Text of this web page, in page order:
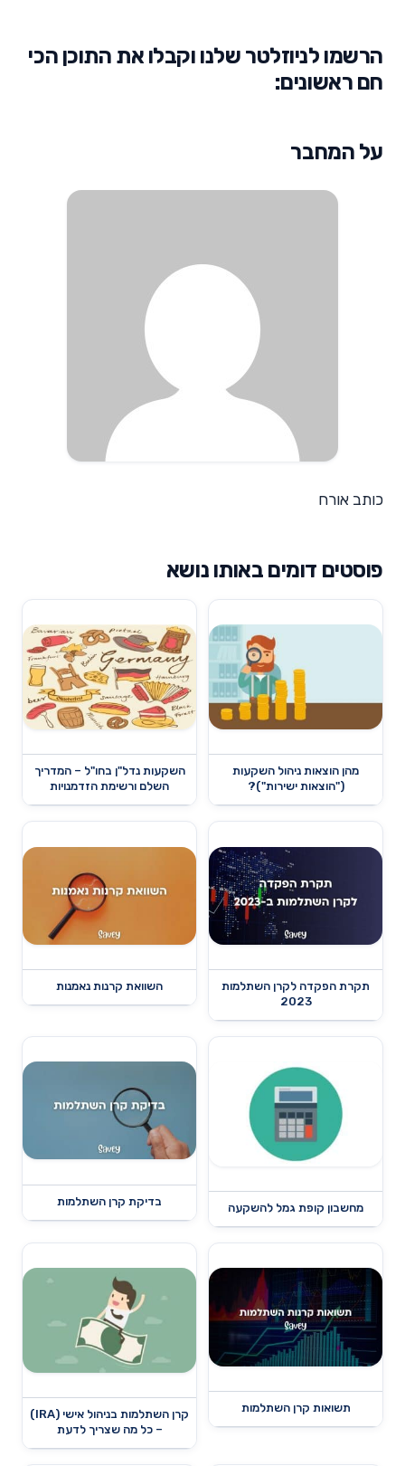
הרשמו לניוזלטר שלנו וקבלו את התוכן הכי
חם ראשונים:
על המחבר
כותב אורח
פוסטים דומים באותו נושא
מהן הוצאות ניהול השקעות
("הוצאות ישירות")?
השקעות נדל"ן בחו"ל – המדריך
השלם ורשימת הזדמנויות
תקרת הפקדה לקרן השתלמות
2023
השוואת קרנות נאמנות
מחשבון קופת גמל להשקעה
בדיקת קרן השתלמות
תשואות קרן השתלמות
קרן השתלמות בניהול אישי (IRA)
– כל מה שצריך לדעת